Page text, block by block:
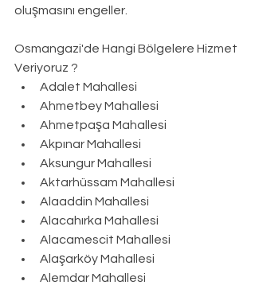
oluşmasını engeller.
Osmangazi'de Hangi Bölgelere Hizmet
Veriyoruz ?
Adalet Mahallesi
Ahmetbey Mahallesi
Ahmetpaşa Mahallesi
Akpınar Mahallesi
Aksungur Mahallesi
Aktarhüssam Mahallesi
Alaaddin Mahallesi
Alacahırka Mahallesi
Alacamescit Mahallesi
Alaşarköy Mahallesi
Alemdar Mahallesi